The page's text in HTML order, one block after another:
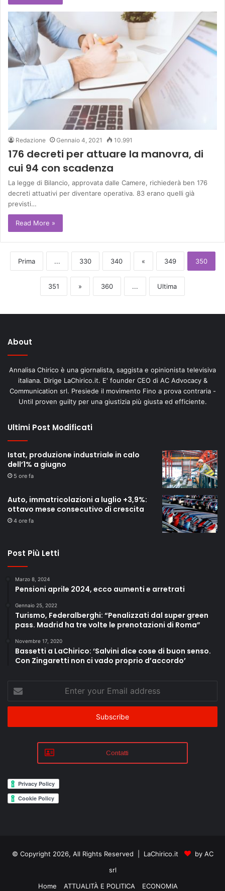
Redazione Gennaio 4, 2021 10.991
176 decreti per attuare la manovra, di
cui 94 con scadenza
La legge di Bilancio, approvata dalle Camere, richiederà ben 176
decreti attuativi per diventare operativa. 83 erano quelli già
previsti…
Read More »
Prima ... 330 340 « 349 350
351 » 360 ... Ultima
About
Annalisa Chirico è una giornalista, saggista e opinionista televisiva
italiana. Dirige LaChirico.it. E' founder CEO di AC Advocacy &
Communication srl. Presiede il movimento Fino a prova contraria -
Until proven guilty per una giustizia più giusta ed efficiente.
Ultimi Post Modificati
Istat, produzione industriale in calo
dell’1% a giugno
5 ore fa
Auto, immatricolazioni a luglio +3,9%:
ottavo mese consecutivo di crescita
4 ore fa
Post Più Letti
Marzo 8, 2024
Pensioni aprile 2024, ecco aumenti e arretrati
Gennaio 25, 2022
Turismo, Federalberghi: “Penalizzati dal super green
pass. Madrid ha tre volte le prenotazioni di Roma”
Novembre 17, 2020
Bassetti a LaChirico: ‘Salvini dice cose di buon senso.
Con Zingaretti non ci vado proprio d’accordo’
your
Email
Contatti
© Copyright 2026, All Rights Reserved | LaChirico.it
by AC
srl
Home
ATTUALITÀ E POLITICA ECONOMIA